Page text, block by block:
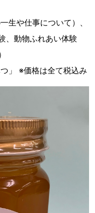
生や仕事について）、
、動物ふれあい体験
」 ※価格は全て税込み